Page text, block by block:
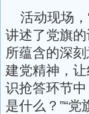
活动现场，
讲述了党旗
所蕴含的深
建党精神，
识抢答环节
是什么？”“